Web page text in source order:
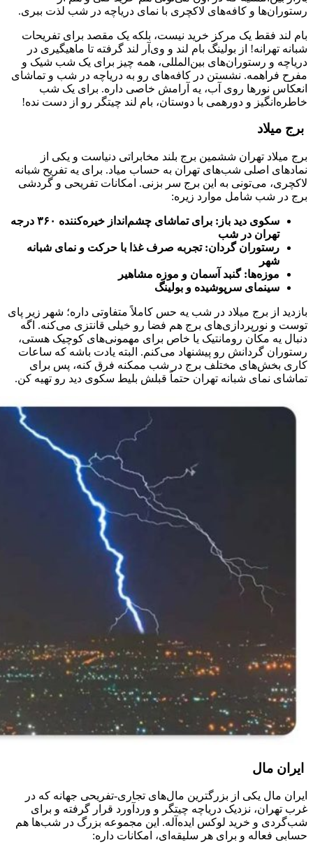
رستوران‌ها و کافه‌های لاکچری با نمای دریاچه در شب لذت ببری.
بام لند فقط یک مرکز خرید نیست، بلکه یک مقصد برای تفریحات
شبانه تهرانه! از بولینگ بام لند و وی‌آر لند گرفته تا ماهیگیری در
دریاچه و رستوران‌های بین‌المللی، همه چیز برای یک شب شیک و
مفرح فراهمه. نشستن در کافه‌های رو به دریاچه در شب و تماشای
انعکاس نورها روی آب، یه آرامش خاصی داره. برای یک شب
خاطره‌انگیز و دورهمی با دوستان، بام لند چیتگر رو از دست نده!
برج میلاد
برج میلاد تهران ششمین برج بلند مخابراتی دنیاست و یکی از
نمادهای اصلی شب‌های تهران به حساب میاد. برای یه تفریح شبانه
لاکچری، می‌تونی به این برج سر بزنی. امکانات تفریحی و گردشی
برج در شب شامل موارد زیره:
سکوی دید باز: برای تماشای چشم‌انداز خیره‌کننده ۳۶۰ درجه
تهران در شب
رستوران گردان: تجربه صرف غذا با حرکت و نمای شبانه
شهر
موزه‌ها: گنبد آسمان و موزه مشاهیر
سینمای سرپوشیده و بولینگ
بازدید از برج میلاد در شب یه حس کاملاً متفاوتی داره؛ شهر زیر پای
توست و نورپردازی‌های برج هم فضا رو خیلی قانتزی می‌کنه. اگه
دنبال یه مکان رومانتیک یا خاص برای مهمونی‌های کوچیک هستی،
رستوران گردانش رو پیشنهاد می‌کنم. البته یادت باشه که ساعات
کاری بخش‌های مختلف برج در شب ممکنه فرق کنه، پس برای
تماشای نمای شبانه تهران حتماً قبلش بلیط سکوی دید رو تهیه کن.
ایران مال
ایران مال یکی از بزرگترین مال‌های تجاری-تفریحی جهانه که در
غرب تهران، نزدیک دریاچه چیتگر و وردآورد قرار گرفته و برای
شب‌گردی و خرید لوکس ایده‌آله. این مجموعه بزرگ در شب‌ها هم
حسابی فعاله و برای هر سلیقه‌ای، امکانات داره: